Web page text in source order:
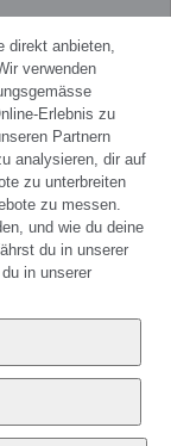
- 12:00 Uhr
direkt anbieten,
verwenden
Erlebnis zu
Partnern
analysieren, dir auf
zu unterbreiten
zu messen.
und wie du deine
du in unserer
in unserer